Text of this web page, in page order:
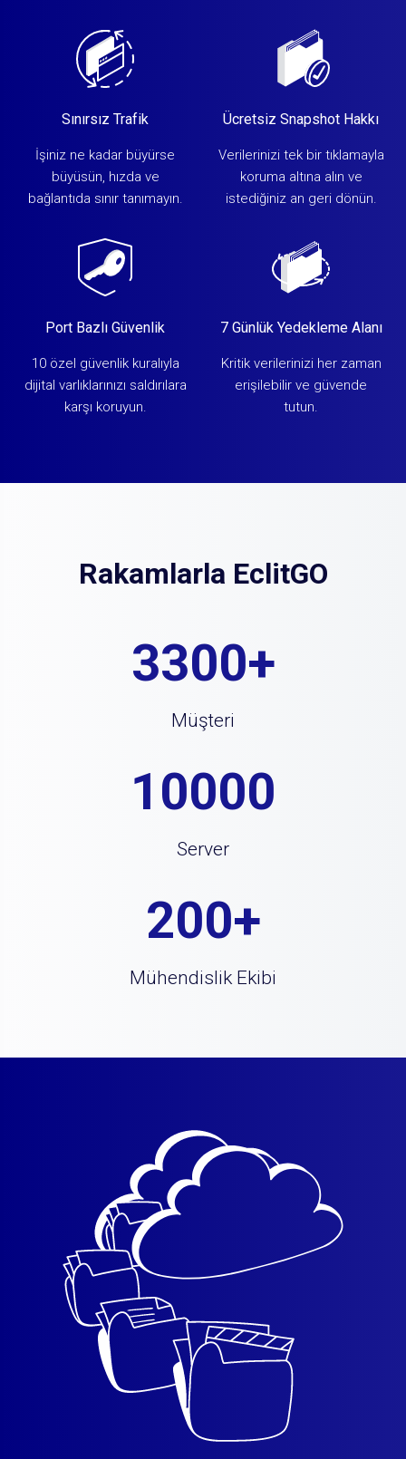
Sınırsız Trafik
İşiniz ne kadar büyürse
büyüsün, hızda ve
bağlantıda sınır tanımayın.
Ücretsiz Snapshot Hakkı
Verilerinizi tek bir tıklamayla
koruma altına alın ve
istediğiniz an geri dönün.
Port Bazlı Güvenlik
10 özel güvenlik kuralıyla
dijital varlıklarınızı saldırılara
karşı koruyun.
7 Günlük Yedekleme Alanı
Kritik verilerinizi her zaman
erişilebilir ve güvende
tutun.
Rakamlarla EclitGO
3300+
Müşteri
10000
Server
200+
Mühendislik Ekibi